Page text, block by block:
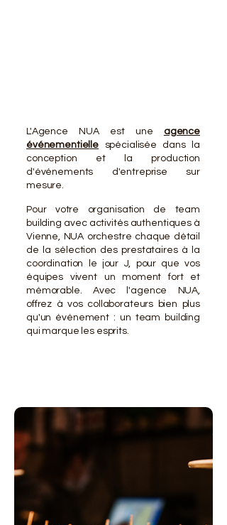
L'Agence NUA est une agence
événementielle
spécialisée dans la
conception et la production
d'événements d'entreprise sur
mesure.
Pour votre organisation de team
building avec activités authentiques à
Vienne, NUA orchestre chaque détail
de la sélection des prestataires à la
coordination le jour J, pour que vos
équipes vivent un moment fort et
mémorable. Avec l'agence NUA,
offrez à vos collaborateurs bien plus
qu'un événement : un team building
qui marque les esprits.